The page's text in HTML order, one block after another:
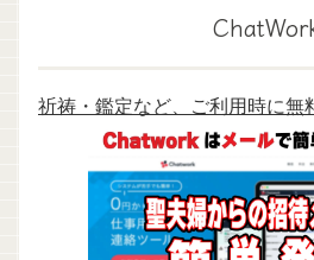
祈祷・鑑定など、ご利用時に無